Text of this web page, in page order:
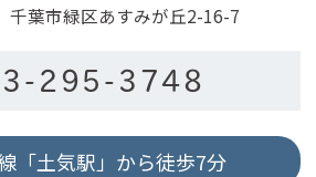
葉市緑区あすみが丘2-16-7
295-3748
「土気駅」から徒歩7分